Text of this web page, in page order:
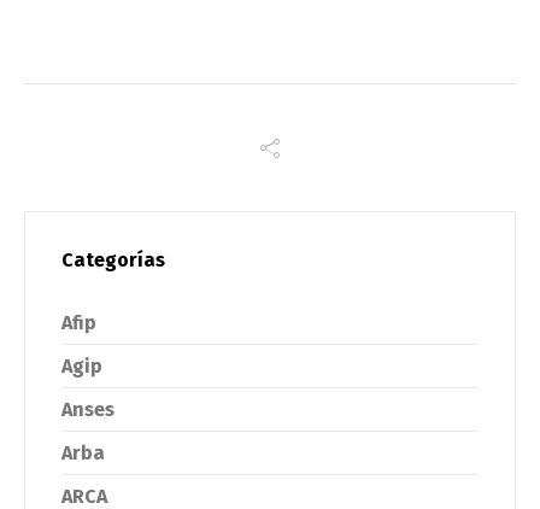
Categorías
Afip
Agip
Anses
Arba
ARCA